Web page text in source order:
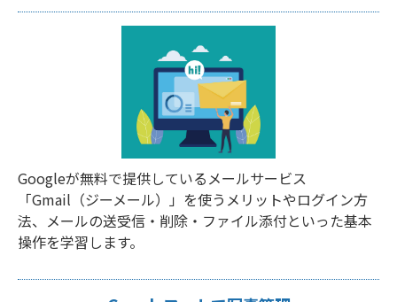
Googleが無料で提供しているメールサービス
「Gmail（ジーメール）」を使うメリットやログイン方
法、メールの送受信・削除・ファイル添付といった基本
操作を学習します。